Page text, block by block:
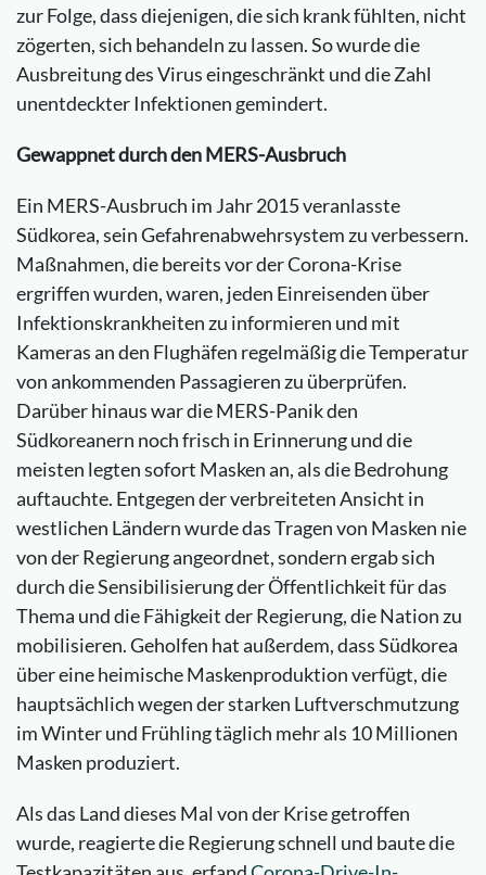
zur Folge, dass diejenigen, die sich krank fühlten, nicht
zögerten, sich behandeln zu lassen. So wurde die
Ausbreitung des Virus eingeschränkt und die Zahl
unentdeckter Infektionen gemindert.
Gewappnet durch den MERS-Ausbruch
Ein MERS-Ausbruch im Jahr 2015 veranlasste
Südkorea, sein Gefahrenabwehrsystem zu verbessern.
Maßnahmen, die bereits vor der Corona-Krise
ergriffen wurden, waren, jeden Einreisenden über
Infektionskrankheiten zu informieren und mit
Kameras an den Flughäfen regelmäßig die Temperatur
von ankommenden Passagieren zu überprüfen.
Darüber hinaus war die MERS-Panik den
Südkoreanern noch frisch in Erinnerung und die
meisten legten sofort Masken an, als die Bedrohung
auftauchte. Entgegen der verbreiteten Ansicht in
westlichen Ländern wurde das Tragen von Masken nie
von der Regierung angeordnet, sondern ergab sich
durch die Sensibilisierung der Öffentlichkeit für das
Thema und die Fähigkeit der Regierung, die Nation zu
mobilisieren. Geholfen hat außerdem, dass Südkorea
über eine heimische Maskenproduktion verfügt, die
hauptsächlich wegen der starken Luftverschmutzung
im Winter und Frühling täglich mehr als 10 Millionen
Masken produziert.
Als das Land dieses Mal von der Krise getroffen
wurde, reagierte die Regierung schnell und baute die